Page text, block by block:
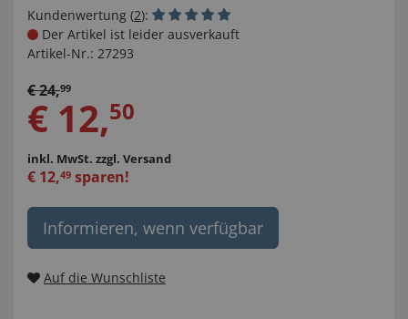
Kundenwertung (2):
Der Artikel ist leider ausverkauft
Artikel-Nr.: 27293
€24,99
€ 12,50
inkl. MwSt. zzgl. Versand
€ 12,49 sparen!
Informieren, wenn verfügbar
Auf die Wunschliste